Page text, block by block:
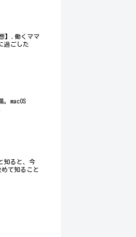
】.働くママ
過ごした
macOS
知ると、今
て知ること